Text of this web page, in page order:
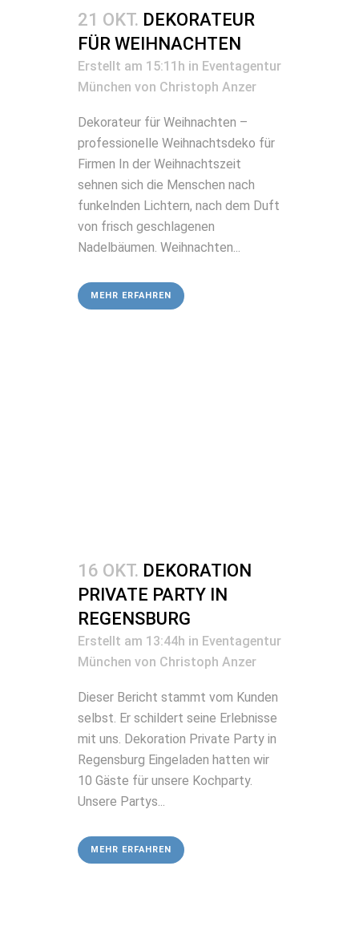
21 OKT. DEKORATEUR
FÜR WEIHNACHTEN
Erstellt am 15:11h in Eventagentur
München von Christoph Anzer
Dekorateur für Weihnachten –
professionelle Weihnachtsdeko für
Firmen In der Weihnachtszeit
sehnen sich die Menschen nach
funkelnden Lichtern, nach dem Duft
von frisch geschlagenen
Nadelbäumen. Weihnachten...
MEHR ERFAHREN
16 OKT. DEKORATION
PRIVATE PARTY IN
REGENSBURG
Erstellt am 13:44h in Eventagentur
München von Christoph Anzer
Dieser Bericht stammt vom Kunden
selbst. Er schildert seine Erlebnisse
mit uns. Dekoration Private Party in
Regensburg Eingeladen hatten wir
10 Gäste für unsere Kochparty.
Unsere Partys...
MEHR ERFAHREN